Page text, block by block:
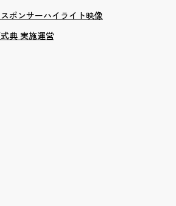
ポンサーハイライト映像
典 実施運営